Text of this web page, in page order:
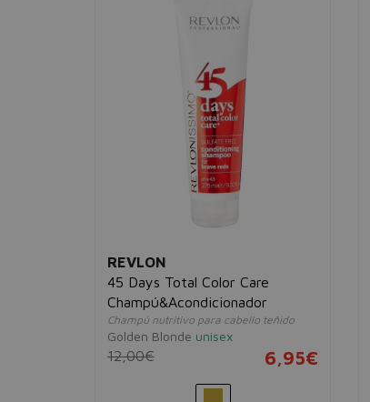
REVLON
45 Days Total Color Care
Champú&Acondicionador
Champú nutritivo para cabello teñido
Golden Blonde unisex
12,00€ 6,95€